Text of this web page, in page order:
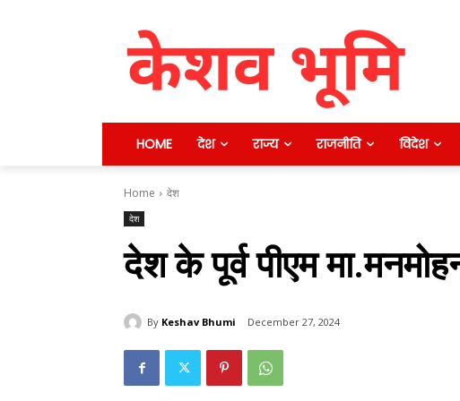
HOME देश राज्य राजनीति विदेश
Home देश
देश
देश के पूर्व पीएम
By Keshav Bhumi December 27, 2024